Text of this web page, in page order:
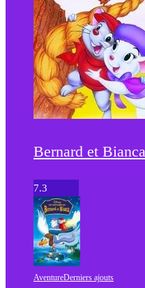
Bernard et
7.3
AventureDerniers ajouts